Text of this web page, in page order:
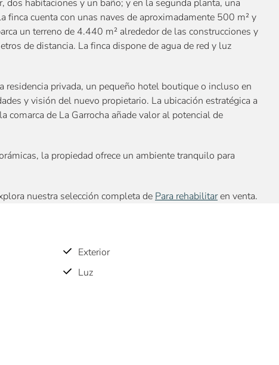
dos habitaciones y un baño; y en la segunda planta, una
finca cuenta con unas naves de aproximadamente 500 m² y
un terreno de 4.440 m² alrededor de las construcciones y
de distancia. La finca dispone de agua de red y luz
residencia privada, un pequeño hotel boutique o incluso en
y visión del nuevo propietario. La ubicación estratégica a
de La Garrocha añade valor al potencial de
la propiedad ofrece un ambiente tranquilo para
nuestra selección completa de Para rehabilitaren venta.
Exterior
Luz